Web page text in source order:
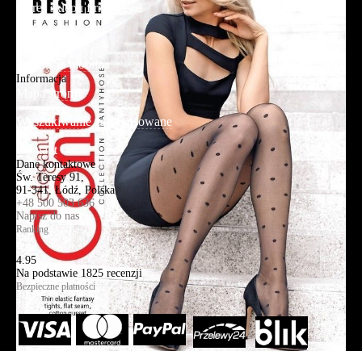
Adres sklepu firmowego
Aplikacja mobilna
Informacja
Mapa strony
Wyszukiwanie zaawansowane
Kontakt
Dane kontaktowe
Św. Teresy 91,
91-341, Łódź, Polska
+48 500 503 636
Napisz do nas
Ranking
4.95
Na podstawie 1825 recenzji
Bezpieczne płatności